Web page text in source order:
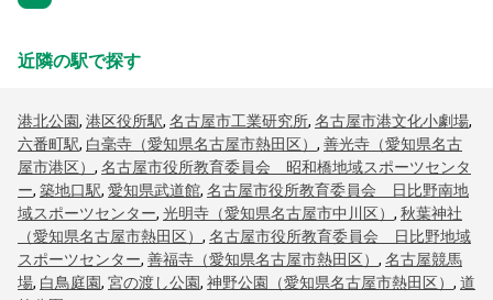
近隣の駅で探す
港北公園, 港区役所駅, 名古屋市工業研究所, 名古屋市港文化小劇場,
六番町駅, 白毫寺（愛知県名古屋市熱田区） , 善光寺（愛知県名古
屋市港区） , 名古屋市役所教育委員会 昭和橋地域スポーツセンタ
ー, 築地口駅, 愛知県武道館, 名古屋市役所教育委員会 日比野南地
域スポーツセンター, 光明寺（愛知県名古屋市中川区） , 秋葉神社
（愛知県名古屋市熱田区） , 名古屋市役所教育委員会 日比野地域
スポーツセンター, 善福寺（愛知県名古屋市熱田区） , 名古屋競馬
場, 白鳥庭園, 宮の渡し公園, 神野公園（愛知県名古屋市熱田区） , 道